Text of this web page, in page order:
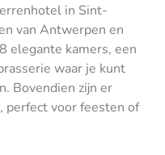
in Sint-
van Antwerpen en
elegante kamers, een
waar je kunt
Bovendien zijn er
perfect voor feesten of